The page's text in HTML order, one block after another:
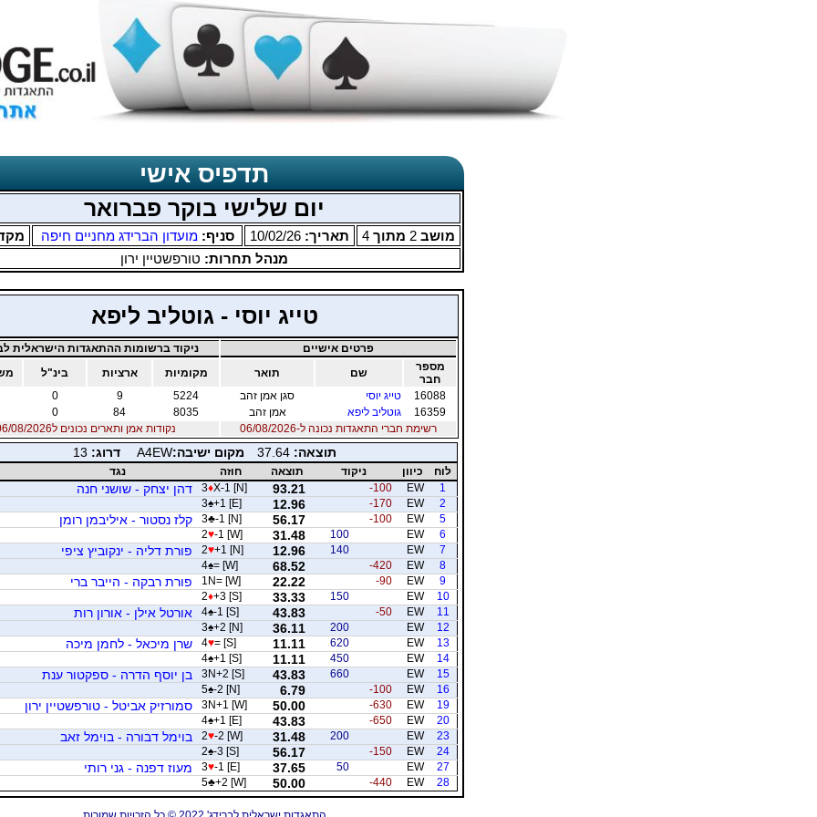
תדפיס אישי
יום שלישי בוקר פברואר
מושב 2 מתוך 4 תאריך: 10/02/26 סניף:מועדון הברידג מחניים חיפה
מנהל תחרות: טורפשטיין ירון
טייג יוסי - גוטליב ליפא
פרטים אישיים
ניקוד ברשומות ההתאגדות הישראלית
מספר
חבר
שם תואר מקומיות ארציות בינ"ל
16088
טייג יוסי סגן אמן זהב 5224
9
0
16359
גוטליב ליפא אמן זהב 8035
84
0
רשימת חברי התאגדות נכונה ל-06/08/2026
נקודות אמן ותארים נכונים ל06/08/2026
תוצאה:37.64 מקום ישיבה:A4EW דרוג: 13
לוח כיוון ניקוד תוצאה חוזה
נגד
1
EW
-100
93.21
3♦X-1 [N] דהן יצחק - שושני חנה
2
EW
-170
12.96
3♠+1 [E]
5
EW
-100
56.17
3♣-1 [N] קלז נסטור - איליבמן רומן
6
EW
100
31.48
2♥-1 [W]
7
EW
140
12.96
2♥+1 [N] פורת דליה - ינקוביץ ציפי
8
EW
-420
68.52
4♠= [W]
9
EW
-90
22.22
1N= [W] פורת רבקה - הייבר ברי
10
EW
150
33.33
2♦+3 [S]
11
EW
-50
43.83
4♠-1 [S] אורטל אילן - אורון רות
12
EW
200
36.11
3♠+2 [N]
13
EW
620
11.11
4♥= [S] שרן מיכאל - לחמן מיכה
14
EW
450
11.11
4♠+1 [S]
15
EW
660
43.83
3N+2 [S] בן יוסף הדרה - ספקטור ענת
16
EW
-100
6.79
5♠-2 [N]
19
EW
-630
50.00
3N+1 [W] סמורזיק אביטל - טורפשטיין ירון
20
EW
-650
43.83
4♠+1 [E]
23
EW
200
31.48
2♥-2 [W] בוימל דבורה - בוימל זאב
24
EW
-150
56.17
2♠-3 [S]
27
EW
50
37.65
3♥-1 [E] מעוז דפנה - גני רותי
28
EW
-440
50.00
5♣+2 [W]